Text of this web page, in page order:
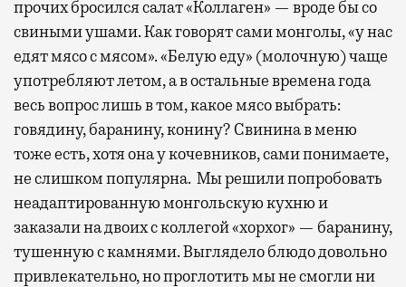
прочих бросился салат «Коллаген» — вроде бы со
свиными ушами. Как говорят сами монголы, «у нас
едят мясо с мясом». «Белую еду» (молочную) чаще
употребляют летом, а в остальные времена года
весь вопрос лишь в том, какое мясо выбрать:
говядину, баранину, конину? Свинина в меню
тоже есть, хотя она у кочевников, сами понимаете,
не слишком популярна. Мы решили попробовать
неадаптированную монгольскую кухню и
заказали на двоих с коллегой «хорхог» — баранину,
тушенную с камнями. Выглядело блюдо довольно
привлекательно, но проглотить мы не смогли ни